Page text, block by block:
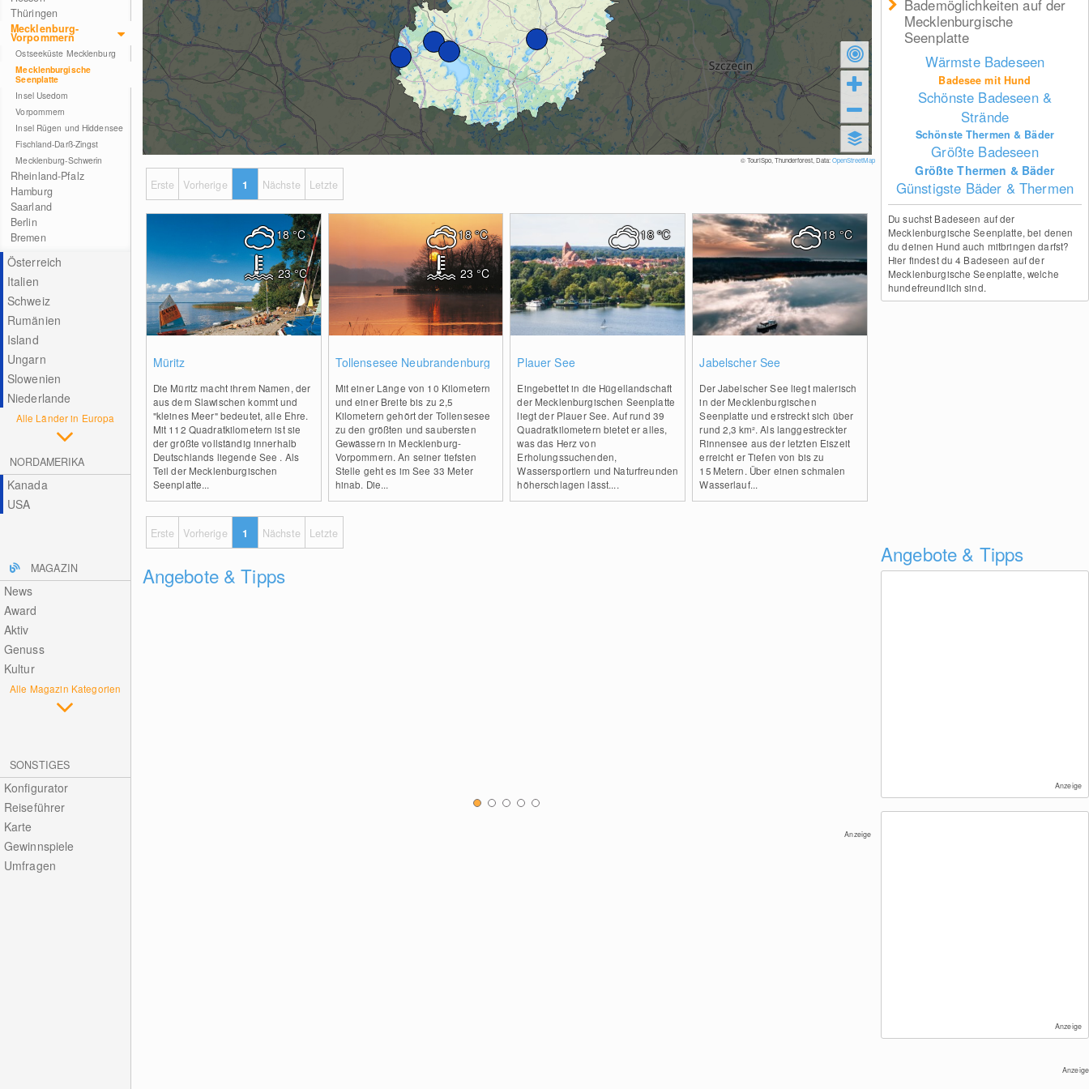
Thüringen
Mecklenburg-
Vorpommern
Ostseeküste Mecklenburg
Mecklenburgische
Seenplatte
Insel Usedom
Vorpommern
Insel Rügen und Hiddensee
Fischland-Darß-Zingst
Mecklenburg-Schwerin
Rheinland-Pfalz
Hamburg
Saarland
Berlin
Bremen
Österreich
Italien
Schweiz
Rumänien
Island
Ungarn
Slowenien
Niederlande
Alle Länder in Europa
NORDAMERIKA
Kanada
USA
MAGAZIN
News
Award
Aktiv
Genuss
Kultur
Alle Magazin Kategorien
SONSTIGES
Konfigurator
Reiseführer
Karte
Gewinnspiele
Umfragen
© TouriSpo, Thunderforest, Data:OpenStreetMap
Erste Vorherige 1 Nächste Letzte
Müritz
Die Müritz macht ihrem Namen, der
aus dem Slawischen kommt und
"kleines Meer" bedeutet, alle Ehre.
Mit 112 Quadratkilometern ist sie
der größte vollständig innerhalb
Deutschlands liegende See . Als
Teil der Mecklenburgischen
Seenplatte...
18°C
23°C
Tollensesee Neubrandenburg
Mit einer Länge von 10 Kilometern
und einer Breite bis zu 2,5
Kilometern gehört der Tollensesee
zu den größten und saubersten
Gewässern in Mecklenburg-
Vorpommern. An seiner tiefsten
Stelle geht es im See 33 Meter
hinab. Die...
18°C
23°C
Plauer See
Eingebettet in die Hügellandschaft
der Mecklenburgischen Seenplatte
liegt der Plauer See. Auf rund 39
Quadratkilometern bietet er alles,
was das Herz von
Erholungssuchenden,
Wassersportlern und Naturfreunden
höherschlagen lässt....
18°C
Jabelscher See
Der Jabelscher See liegt malerisch
in der Mecklenburgischen
Seenplatte und erstreckt sich über
rund 2,3 km². Als langgestreckter
Rinnensee aus der letzten Eiszeit
erreicht er Tiefen von bis zu
15 Metern. Über einen schmalen
Wasserlauf...
18 °C
Erste Vorherige 1 Nächste Letzte
Bademöglichkeiten auf der
Mecklenburgische
Seenplatte
Wärmste Badeseen
Badesee mit Hund
Schönste Badeseen &
Strände
Schönste Thermen & Bäder
Größte Badeseen
Größte Thermen & Bäder
Günstigste Bäder & Thermen
Du suchst Badeseen auf der
Mecklenburgische Seenplatte, bei denen
du deinen Hund auch mitbringen darfst?
Hier findest du 4 Badeseen auf der
Mecklenburgische Seenplatte, welche
hundefreundlich sind.
Angebote & Tipps
Anzeige
Anzeige
Anzeige
Angebote & Tipps
Anzeige